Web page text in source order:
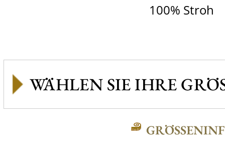
100% Stroh
GRÖSSENINFO